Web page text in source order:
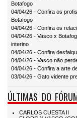
Botafogo
04/04/26 - Confira os
Botafogo
04/04/26 - Confira os
04/04/26 - Vasco x
interino
04/04/26 - Confira
04/04/26 - Vasco não
04/04/26 - Confira a arte
03/04/26 - Gato vidente
ÚLTIMAS DO